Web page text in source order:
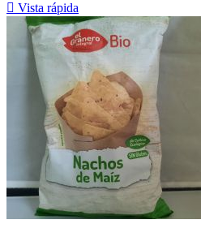
 Vista rápida